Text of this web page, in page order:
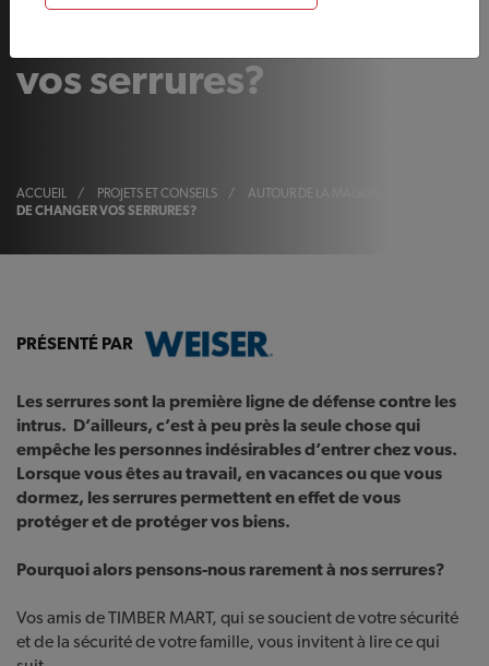
vos serrures?
ACCUEIL / PROJETS ET CONSEILS / AUTOUR DE LA MAISON
DE CHANGER VOS SERRURES?
PRÉSENTÉ PAR
Les serrures sont la première ligne de défense contre les
intrus. D’ailleurs, c’est à peu près la seule chose qui
empêche les personnes indésirables d’entrer chez vous.
Lorsque vous êtes au travail, en vacances ou que vous
dormez, les serrures permettent en effet de vous
protéger et de protéger vos biens.
Pourquoi alors pensons-nous rarement à nos serrures?
Vos amis de TIMBER MART, qui se soucient de votre sécurité
et de la sécurité de votre famille, vous invitent à lire ce qui